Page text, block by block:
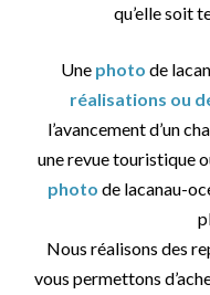
qu’elle soit
Une photo de
réalisations ou
l’avancement d’un
une revue touristique
photo de lacanau-
Nous réalisons des
vous permettons